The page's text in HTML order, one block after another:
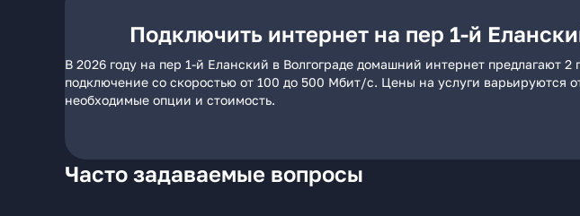
Подключить интернет на пер 1-й
В 2026 году на пер 1-й Еланский в Волгограде домашний интернет
подключение со скоростью от 100 до 500 Мбит/с. Цены на услуги варьируются
необходимые опции и стоимость.
Часто задаваемые вопросы